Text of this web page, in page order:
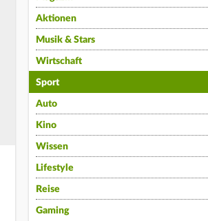
Aktionen
Musik & Stars
Wirtschaft
Sport
Auto
Kino
Wissen
Lifestyle
Reise
Gaming